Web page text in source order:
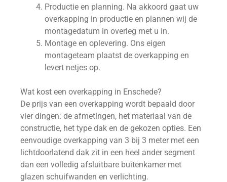
Productie en planning. Na akkoord gaat uw
overkapping in productie en plannen wij de
montagedatum in overleg met u in.
Montage en oplevering. Ons eigen
montageteam plaatst de overkapping en
levert netjes op.
Wat kost een overkapping in Enschede?
De prijs van een overkapping wordt bepaald door
vier dingen: de afmetingen, het materiaal van de
constructie, het type dak en de gekozen opties. Een
eenvoudige overkapping van 3 bij 3 meter met een
lichtdoorlatend dak zit in een heel ander segment
dan een volledig afsluitbare buitenkamer met
glazen schuifwanden en verlichting.